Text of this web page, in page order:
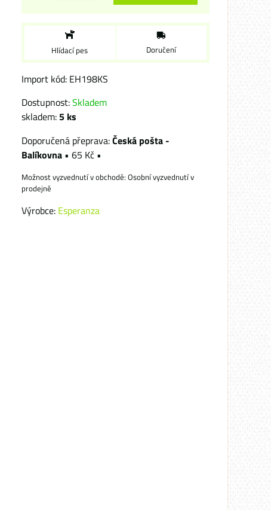
Hlídací pes Doručení
Import kód: EH198KS
Dostupnost:Skladem
skladem:5 ks
Česká pošta -
Balíkovna • 65 Kč •
Osobní vyzvednutí v
prodejně
Výrobce: Esperanza